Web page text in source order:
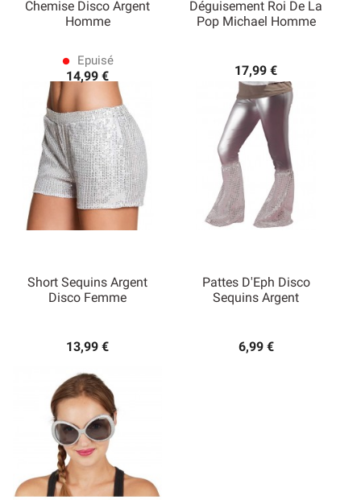
Chemise Disco Argent
Homme
lens Epuisé
14,99 €
Déguisement Roi De La
Pop Michael Homme
17,99 €
Short Sequins Argent
Disco Femme
13,99 €
Pattes D'Eph Disco
Sequins Argent
6,99 €